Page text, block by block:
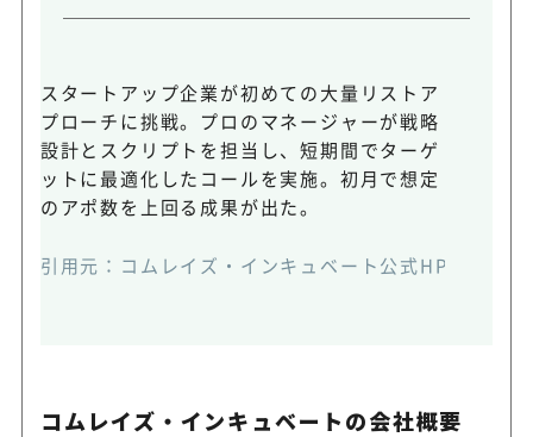
スタートアップ企業が初めての大量リストア
プローチに挑戦。プロのマネージャーが戦略
設計とスクリプトを担当し、短期間でターゲ
ットに最適化したコールを実施。初月で想定
のアポ数を上回る成果が出た。
引用元：コムレイズ・インキュベート公式HP
コムレイズ・インキュベートの会社概要